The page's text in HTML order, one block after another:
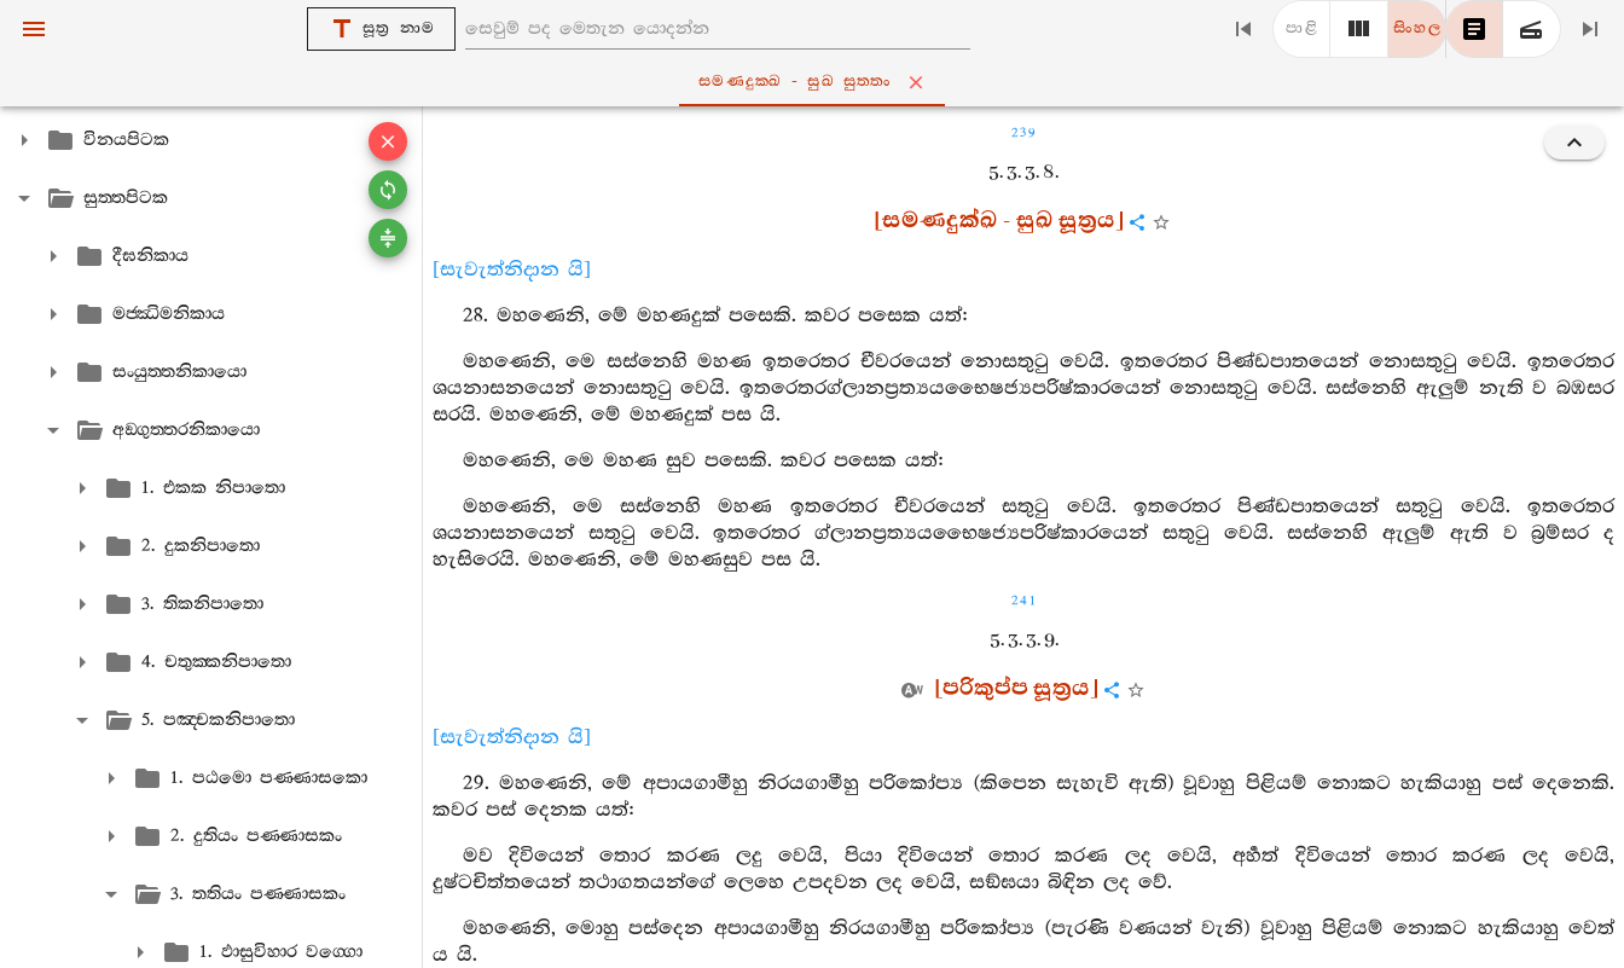
සූත්‍ර නාම පාළි සිංහල
සමණදුක‍්ඛ - සුඛ සුත‍්තං
විනයපිටක
සුත‍්තපිටක
දීඝනිකාය
මජ‍්ඣිමනිකාය
සංයුත‍්තනිකායො
අඞ‍්ගුත‍්තරනිකායො
1. එකක නිපාතො
2. දුකනිපාතො
3. තිකනිපාතො
4. චතුක‍්කනිපාතො
5. පඤ‍්චකනිපාතො
1. පඨමො පණ‍්ණාසකො
2. දුතියං පණ‍්ණාසකං
3. තතියං පණ‍්ණාසකං
1. ඵාසුවිහාර වග‍්ගො
239
5. 3. 3. 8.
[සමණදුක්ඛ - සුඛ සූත්‍රය]
[සැවැත්නිදාන යි]
28. මහණෙනි, මේ මහණදුක් පසෙකි. කවර පසෙක යත්:
මහණෙනි, මෙ සස්නෙහි මහණ ඉතරෙතර චීවරයෙන් නොසතුටු වෙයි. ඉතරෙතර පිණ්ඩපාතයෙන් නොසතුටු වෙයි. ඉතරෙතර
ශයනාසනයෙන් නොසතුටු වෙයි. ඉතරෙතරග්ලානප්‍රත්‍යයභෛෂජ්‍යපරිෂ්කාරයෙන් නොසතුටු වෙයි. සස්නෙහි ඇලුම් නැති ව බඹසර
සරයි. මහණෙනි, මේ මහණදුක් පස යි.
මහණෙනි, මෙ මහණ සුව පසෙකි. කවර පසෙක යත්:
මහණෙනි, මෙ සස්නෙහි මහණ ඉතරෙතර චීවරයෙන් සතුටු වෙයි. ඉතරෙතර පිණ්ඩපාතයෙන් සතුටු වෙයි. ඉතරෙතර
ශයනාසනයෙන් සතුටු වෙයි. ඉතරෙතර ග්ලානප්‍රත්‍යයභෛෂජ්‍යපරිෂ්කාරයෙන් සතුටු වෙයි. සස්නෙහි ඇලුම් ඇති ව බ්‍රම්සර ද
හැසිරෙයි. මහණෙනි, මේ මහණසුව පස යි.
241
5. 3. 3. 9.
[පරිකුප්ප සූත්‍රය]
[සැවැත්නිදාන යි]
29. මහණෙනි, මේ අපායගාමීහු නිරයගාමීහු පරිකෝප්‍ය (කිපෙන සැහැවි ඇති) වූවාහු පිළියම් නොකට හැකියාහු පස් දෙනෙකි.
කවර පස් දෙනක යත්:
මව දිවියෙන් තොර කරණ ලදු වෙයි, පියා දිවියෙන් තොර කරණ ලද වෙයි, අර්‍හත් දිවියෙන් තොර කරණ ලද වෙයි,
දුෂ්ටචිත්තයෙන් තථාගතයන්ගේ ලෙහෙ උපදවන ලද වෙයි, සඞ්ඝයා බිඳින ලද වේ.
මහණෙනි, මොහු පස්දෙන අපායගාමීහු නිරයගාමීහු පරිකෝප්‍ය (පැරණි වණයන් වැනි) වූවාහු පිළියම් නොකට හැකියාහු වෙත්
ය යි.